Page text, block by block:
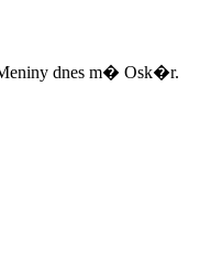
dnes m� Osk�r.